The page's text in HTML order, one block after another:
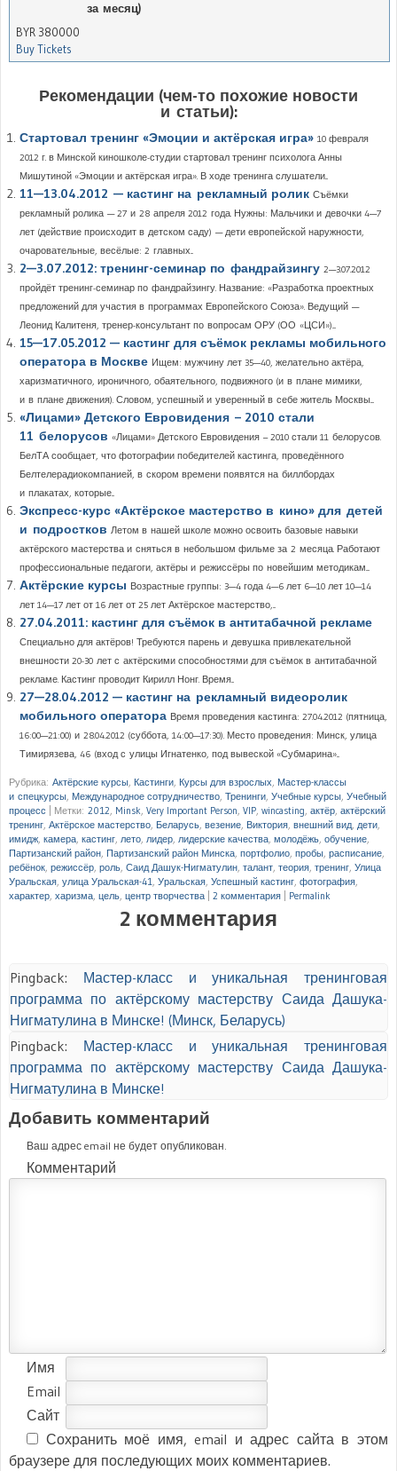
за месяц)
BYR380000
Buy Tickets
Рекомендации (чем-то похожие новости
и статьи):
Стартовал тренинг «Эмоции и актёрская игра» 10 февраля
2012 г. в Минской киношколе-студии стартовал тренинг психолога Анны
Мишутиной «Эмоции и актёрская игра». В ходе тренинга слушатели...
11—13.04.2012 — кастинг на рекламный ролик Съёмки
рекламный ролика — 27 и 28 апреля 2012 года. Нужны: Мальчики и девочки 4—7
лет (действие происходит в детском саду) — дети европейской наружности,
очаровательные, весёлые: 2 главных...
2—3.07.2012: тренинг-семинар по фандрайзингу 2—3.07.2012
пройдёт тренинг-семинар по фандрайзингу. Название: «Разработка проектных
предложений для участия в программах Европейского Союза». Ведущий —
Леонид Калитеня, тренер-консультант по вопросам ОРУ (ОО «ЦСИ»)....
15—17.05.2012 — кастинг для съёмок рекламы мобильного
оператора в Москве Ищем: мужчину лет 35—40, желательно актёра,
харизматичного, ироничного, обаятельного, подвижного (и в плане мимики,
и в плане движения). Словом, успешный и уверенный в себе житель Москвы....
«Лицами» Детского Евровидения – 2010 стали
11 белорусов «Лицами» Детского Евровидения – 2010 стали 11 белорусов.
БелТА сообщает, что фотографии победителей кастинга, проведённого
Белтелерадиокомпанией, в скором времени появятся на биллбордах
и плакатах, которые...
Экспресс-курс «Актёрское мастерство в кино» для детей
и подростков Летом в нашей школе можно освоить базовые навыки
актёрского мастерства и сняться в небольшом фильме за 2 месяца. Работают
профессиональные педагоги, актёры и режиссёры по новейшим методикам....
Актёрские курсы Возрастные группы: 3—4 года 4—6 лет 6—10 лет 10—14
лет 14—17 лет от 16 лет от 25 лет Актёрское мастерство,...
27.04.2011: кастинг для съёмок в антитабачной рекламе
Специально для актёров! Требуются парень и девушка привлекательной
внешности 20-30 лет с актёрскими способностями для съёмок в антитабачной
рекламе. Кастинг проводит Кирилл Нонг. Время...
27—28.04.2012 — кастинг на рекламный видеоролик
мобильного оператора Время проведения кастинга: 27.04.2012 (пятница,
16:00—21:00) и 28.04.2012 (суббота, 14:00—17:30). Место проведения: Минск, улица
Тимирязева, 46 (вход с улицы Игнатенко, под вывеской «Субмарина»...
Рубрика: Актёрские курсы, Кастинги, Курсы для взрослых, Мастер-классы
и спецкурсы, Международное сотрудничество, Тренинги, Учебные курсы, Учебный
процесс
Метки: 2012, Minsk, Very Important Person, VIP, wincasting, актёр, актёрский
тренинг, Актёрское мастерство, Беларусь, везение, Виктория, внешний вид, дети,
имидж, камера, кастинг, лето, лидер, лидерские качества, молодёжь, обучение,
Партизанский район, Партизанский район Минска, портфолио, пробы, расписание,
ребёнок, режиссёр, роль, Саид Дашук-Нигматулин, талант, теория, тренинг, Улица
Уральская, улица Уральская-41, Уральская, Успешный кастинг, фотография,
характер, харизма, цель, центр творчества 2 комментария Permalink
2 комментария
Pingback: Мастер-класс и уникальная тренинговая
программа по актёрскому мастерству Саида Дашука-
Нигматулина в Минске! (Минск, Беларусь)
Pingback: Мастер-класс и уникальная тренинговая
программа по актёрскому мастерству Саида Дашука-
Нигматулина в Минске!
Добавить комментарий
Ваш адрес email не будет опубликован.
Комментарий
Имя
Email
Сайт
Сохранить моё имя, email и адрес сайта в этом
браузере для последующих моих комментариев.